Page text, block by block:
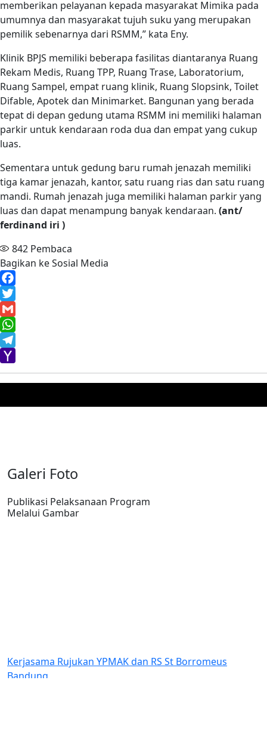
memberikan pelayanan kepada masyarakat Mimika pada
umumnya dan masyarakat tujuh suku yang merupakan
pemilik sebenarnya dari RSMM,” kata Eny.
Klinik BPJS memiliki beberapa fasilitas diantaranya Ruang
Rekam Medis, Ruang TPP, Ruang Trase, Laboratorium,
Ruang Sampel, empat ruang klinik, Ruang Slopsink, Toilet
Difable, Apotek dan Minimarket. Bangunan yang berada
tepat di depan gedung utama RSMM ini memiliki halaman
parkir untuk kendaraan roda dua dan empat yang cukup
luas.
Sementara untuk gedung baru rumah jenazah memiliki
tiga kamar jenazah, kantor, satu ruang rias dan satu ruang
mandi. Rumah jenazah juga memiliki halaman parkir yang
luas dan dapat menampung banyak kendaraan. (ant/
ferdinand iri )
842 Pembaca
Bagikan ke Sosial Media
Facebook
Twitter
Gmail
WhatsApp
Telegram
Yahoo
Mail
Galeri Foto
Publikasi Pelaksanaan Program
Melalui Gambar
Bantuan
Rujukan YPMAK dan RS St Borromeus